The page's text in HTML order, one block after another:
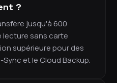
?
jusqu'à 600
lecture sans carte
supérieure pour des
et le Cloud Backup.